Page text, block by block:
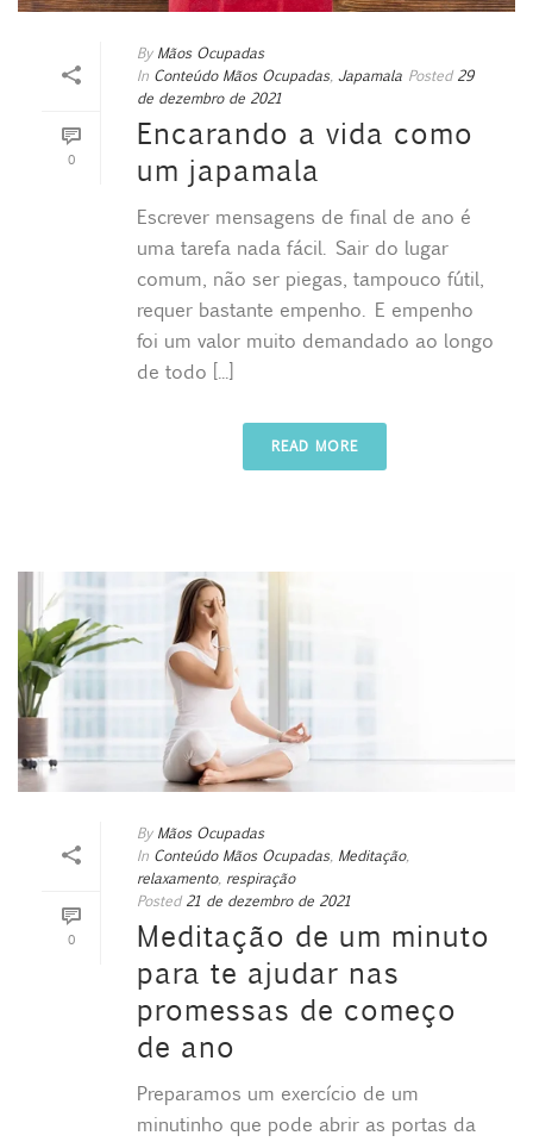
0
By Mãos Ocupadas
In Conteúdo Mãos Ocupadas, Japamala Posted 29
de dezembro de 2021
Encarando a vida como
um japamala
Escrever mensagens de final de ano é
uma tarefa nada fácil. Sair do lugar
comum, não ser piegas, tampouco fútil,
requer bastante empenho. E empenho
foi um valor muito demandado ao longo
de todo [...]
READ MORE
0
By Mãos Ocupadas
In Conteúdo Mãos Ocupadas, Meditação,
relaxamento, respiração
Posted 21 de dezembro de 2021
Meditação de um minuto
para te ajudar nas
promessas de começo
de ano
Preparamos um exercício de um
minutinho que pode abrir as portas da